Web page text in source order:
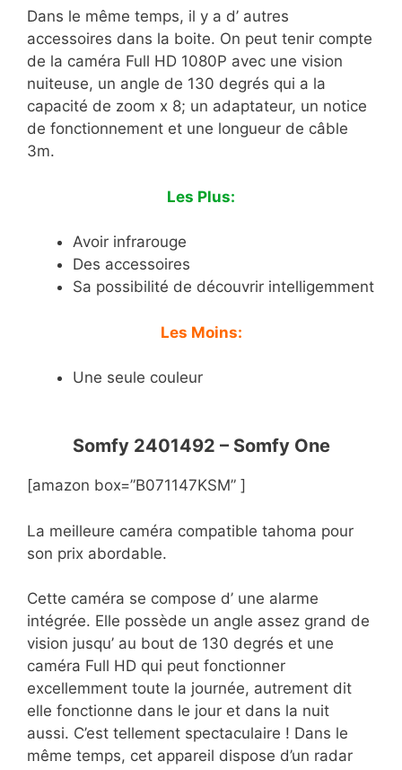
Dans le même temps, il y a d’ autres
accessoires dans la boite. On peut tenir compte
de la caméra Full HD 1080P avec une vision
nuiteuse, un angle de 130 degrés qui a la
capacité de zoom x 8; un adaptateur, un notice
de fonctionnement et une longueur de câble
3m.
Les Plus:
Avoir infrarouge
Des accessoires
Sa possibilité de découvrir intelligemment
Les Moins:
Une seule couleur
Somfy 2401492 – Somfy One
[amazon box=”B071147KSM” ]
La meilleure caméra compatible tahoma pour
son prix abordable.
Cette caméra se compose d’ une alarme
intégrée. Elle possède un angle assez grand de
vision jusqu’ au bout de 130 degrés et une
caméra Full HD qui peut fonctionner
excellemment toute la journée, autrement dit
elle fonctionne dans le jour et dans la nuit
aussi. C’est tellement spectaculaire ! Dans le
même temps, cet appareil dispose d’un radar